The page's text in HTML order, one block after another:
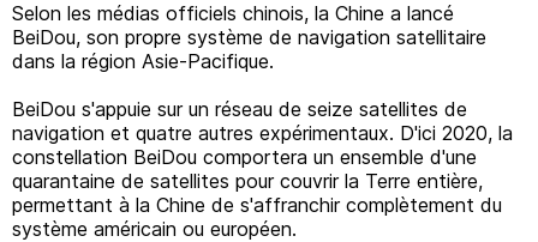
Selon les médias officiels chinois, la Chine a lancé
BeiDou, son propre système de navigation satellitaire
dans la région Asie-Pacifique.
BeiDou s'appuie sur un réseau de seize satellites de
navigation et quatre autres expérimentaux. D'ici 2020, la
constellation BeiDou comportera un ensemble d'une
quarantaine de satellites pour couvrir la Terre entière,
permettant à la Chine de s'affranchir complètement du
système américain ou européen.